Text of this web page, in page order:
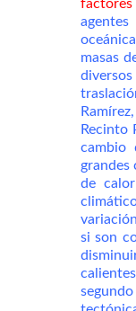
factores
masas
Recinto
cambio
grandes
de
si son